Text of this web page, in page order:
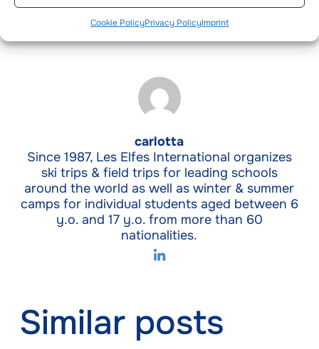
Cookie PolicyPrivacy PolicyImprint
carlotta
Since 1987, Les Elfes International organizes
ski trips & field trips for leading schools
around the world as well as winter & summer
camps for individual students aged between 6
y.o. and 17 y.o. from more than 60
nationalities.
Similar posts